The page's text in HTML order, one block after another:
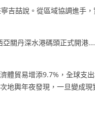
吉喆說。從區域協調進手
關丹深水港碼頭正式開港
體貿易增添9.7%，全球支
地輿年夜發現，一旦變成